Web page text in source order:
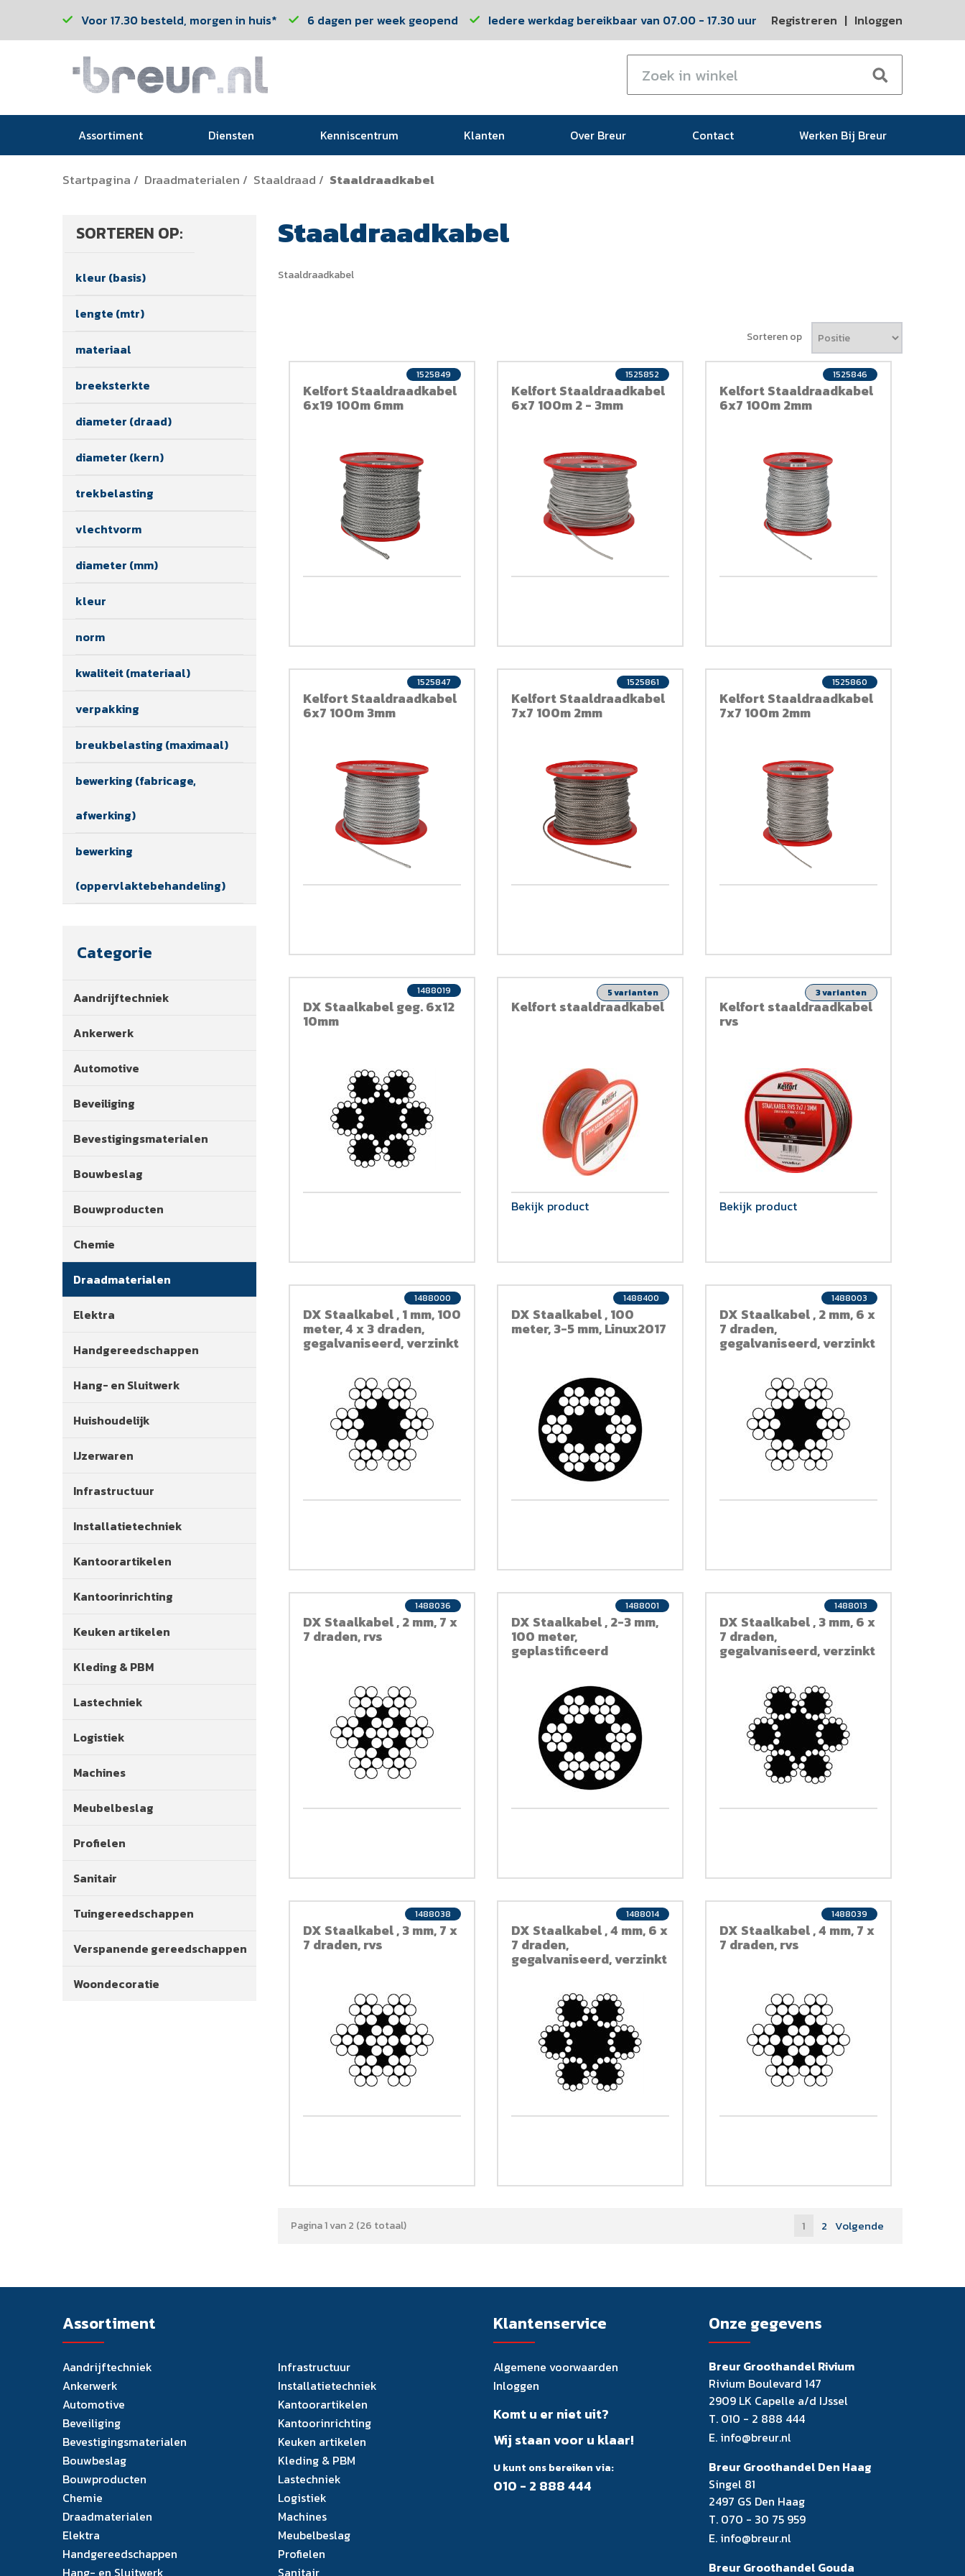
Voor 17.30 besteld, morgen in huis* 6 dagen per week geopend Iedere werkdag bereikbaar van 07.00 - 17.30 uur Registreren | Inloggen
Assortiment Diensten Kenniscentrum Klanten Over Breur Contact Werken Bij Breur
Startpagina / Draadmaterialen / Staaldraad / Staaldraadkabel
SORTEREN OP:
kleur (basis)
lengte (mtr)
materiaal
breeksterkte
diameter (draad)
diameter (kern)
trekbelasting
vlechtvorm
diameter (mm)
kleur
norm
kwaliteit (materiaal)
verpakking
breukbelasting (maximaal)
bewerking (fabricage,
afwerking)
bewerking
(oppervlaktebehandeling)
Categorie
Aandrijftechniek
Ankerwerk
Automotive
Beveiliging
Bevestigingsmaterialen
Bouwbeslag
Bouwproducten
Chemie
Draadmaterialen
Elektra
Handgereedschappen
Hang- en Sluitwerk
Huishoudelijk
IJzerwaren
Infrastructuur
Installatietechniek
Kantoorartikelen
Kantoorinrichting
Keuken artikelen
Kleding & PBM
Lastechniek
Logistiek
Machines
Meubelbeslag
Profielen
Sanitair
Tuingereedschappen
Verspanende gereedschappen
Woondecoratie
Staaldraadkabel
Staaldraadkabel
Sorteren op
Kelfort Staaldraadkabel
6x19 100m 6mm
1525849
Kelfort Staaldraadkabel
6x7 100m 2 - 3mm
1525852
Kelfort Staaldraadkabel
6x7 100m 2mm
1525846
Kelfort Staaldraadkabel
6x7 100m 3mm
1525847
Kelfort Staaldraadkabel
7x7 100m 2mm
1525861
Kelfort Staaldraadkabel
7x7 100m 2mm
1525860
DX Staalkabel geg. 6x12
10mm
1488019
Kelfort staaldraadkabel
5 varianten
Bekijk product
Kelfort staaldraadkabel
rvs
3 varianten
Bekijk product
DX Staalkabel , 1 mm, 100
meter, 4 x 3 draden,
gegalvaniseerd, verzinkt
1488000
DX Staalkabel , 100
meter, 3-5 mm, Linux2017
1488400
DX Staalkabel , 2 mm, 6 x
7 draden,
gegalvaniseerd, verzinkt
1488003
DX Staalkabel , 2 mm, 7 x
7 draden, rvs
1488036
DX Staalkabel , 2-3 mm,
100 meter,
geplastificeerd
1488001
DX Staalkabel , 3 mm, 6 x
7 draden,
gegalvaniseerd, verzinkt
1488013
DX Staalkabel , 3 mm, 7 x
7 draden, rvs
1488038
DX Staalkabel , 4 mm, 6 x
7 draden,
gegalvaniseerd, verzinkt
1488014
DX Staalkabel , 4 mm, 7 x
7 draden, rvs
1488039
Pagina 1 van 2 (26 totaal) 1 2 Volgende
Assortiment
Aandrijftechniek
Ankerwerk
Automotive
Beveiliging
Bevestigingsmaterialen
Bouwbeslag
Bouwproducten
Chemie
Draadmaterialen
Elektra
Handgereedschappen
Hang- en Sluitwerk
Infrastructuur
Installatietechniek
Kantoorartikelen
Kantoorinrichting
Keuken artikelen
Kleding & PBM
Lastechniek
Logistiek
Machines
Meubelbeslag
Profielen
Sanitair
Klantenservice
Algemene voorwaarden
Inloggen
Komt u er niet uit?
Wij staan voor u klaar!
U kunt ons bereiken via:
010 - 2 888 444
Onze gegevens
Breur Groothandel Rivium
Rivium Boulevard 147
2909 LK Capelle a/d IJssel
T. 010 - 2 888 444
E. info@breur.nl
Breur Groothandel Den Haag
Singel 81
2497 GS Den Haag
T. 070 - 30 75 959
E. info@breur.nl
Breur Groothandel Gouda